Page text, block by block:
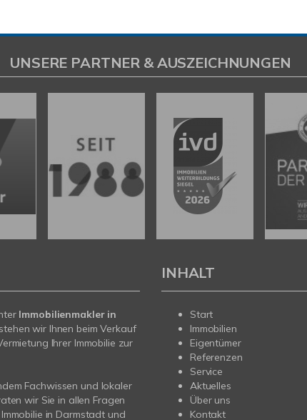
UNSERE PARTNER & AUSZEICHNUNGEN
Immobilienmakler in
stehen wir Ihnen beim Verkauf
Ihrer Immobilie zur
Fachwissen und lokaler
wir Sie in allen Fragen
in Darmstadt und
INHALT
Start
Immobilien
Eigentümer
Referenzen
Service
Aktuelles
Über uns
Kontakt